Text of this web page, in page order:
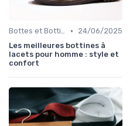
Bottes et Bottines •
24/06/2025
Les meilleures bottines à
lacets pour homme : style et
confort